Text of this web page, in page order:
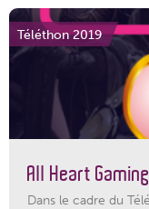
Téléthon 2019
All Heart Gaming
Dans le cadre du